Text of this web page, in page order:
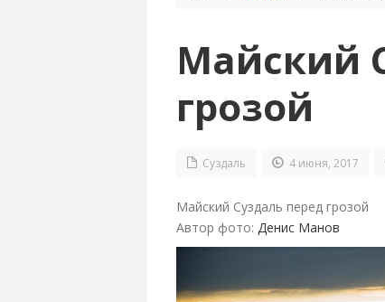
Майский
грозой
Суздаль 4 июня, 2017
Майский Суздаль перед грозой
Автор фото: Денис Манов